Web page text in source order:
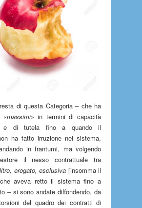
di questa Categoria – che ha
«massimi» in termini di capacità
e di tutela fino a quando il
ha fatto irruzione nel sistema,
in frantumi, ma volgendo
il nesso contrattuale tra
erogato, esclusiva [insomma il
aveva retto il sistema fino a
– si sono andate diffondendo, da
del quadro dei contratti di